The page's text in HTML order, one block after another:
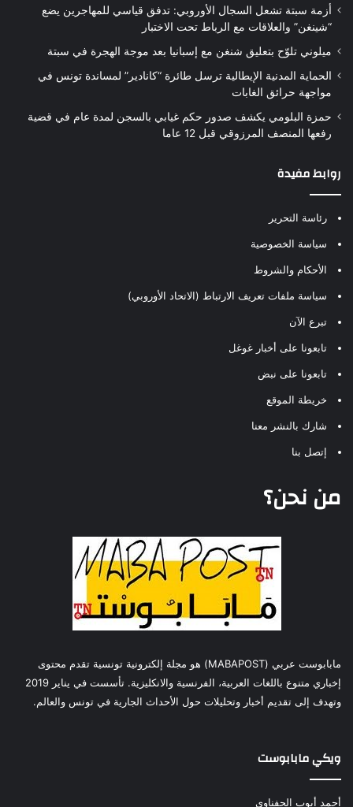
أزمة سبتة تشعل السجال الأوروبي: تدفق قياسي للمهاجرين يضع
“شينغن” والعلاقات مع الرباط تحت الاختبار
ميلوني تلوّح بتعليق شنغن مع إسبانيا بعد موجة الهجرة في سبتة
الحماية المدنية الإيطالية ترسل طائرة “كانادير” لمساندة تونس في
مواجهة حرائق الغابات
حمزة البلومي يكشف صدور حكم غيابي بالسجن لمدة عام في قضية
رفعها المنصف المرزوقي قبل 12 عاما
روابط مفيدة
رئاسة التحرير
سياسة الخصوصية
الأحكام والشروط
سياسة ملفات تعريف الارتباط (الاتحاد الأوروبي)
تبرع الآن
تابعونا على أخبار غوغل
تابعونا على نبض
خريطة الموقع
شارك بالنشر معنا
إتصل بنا
من نحن؟
مابابوست عربي (MABAPOST) هو مجلة إلكترونية تونسية تقدم محتوى
إخباري متنوع باللغات العربية، الفرنسية والانكليزية. تأسست في يناير 2019
وتهدف إلى تقديم أخبار وتحليلات حول الأحداث الجارية في تونس والعالم.
ويكي مابابوست
أحمد أيوب الحفناوي